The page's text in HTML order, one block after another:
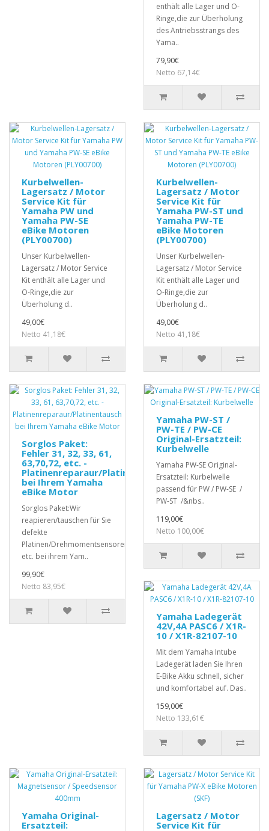
enthält alle Lager und O-
Ringe,die zur Überholung
des Antriebsstrangs des
Yama..
79,90€
Netto 67,14€
Kurbelwellen-
Lagersatz / Motor
Service Kit für
Yamaha PW und
Yamaha PW-SE
eBike Motoren
(PLY00700)
Unser Kurbelwellen-
Lagersatz / Motor Service
Kit enthält alle Lager und
O-Ringe,die zur
Überholung d..
49,00€
Netto 41,18€
Kurbelwellen-
Lagersatz / Motor
Service Kit für
Yamaha PW-ST und
Yamaha PW-TE
eBike Motoren
(PLY00700)
Unser Kurbelwellen-
Lagersatz / Motor Service
Kit enthält alle Lager und
O-Ringe,die zur
Überholung d..
49,00€
Netto 41,18€
Sorglos Paket:
Fehler 31, 32, 33, 61,
63,70,72, etc. -
Platinenreparaur/Platinentausch
bei Ihrem Yamaha
eBike Motor
Sorglos Paket:Wir
reapieren/tauschen für Sie
defekte
Platinen/Drehmomentsensoren,
etc. bei ihrem Yam..
99,90€
Netto 83,95€
Yamaha PW-ST /
PW-TE / PW-CE
Original-Ersatzteil:
Kurbelwelle
Yamaha PW-SE Original-
Ersatzteil: Kurbelwelle
passend für PW / PW-SE /
PW-ST /&nbs..
119,00€
Netto 100,00€
Yamaha Ladegerät
42V,4A PASC6 / X1R-
10 / X1R-82107-10
Mit dem Yamaha Intube
Ladegerät laden Sie Ihren
E-Bike Akku schnell, sicher
und komfortabel auf. Das..
159,00€
Netto 133,61€
Yamaha Original-
Ersatzteil:
Lagersatz / Motor
Service Kit für